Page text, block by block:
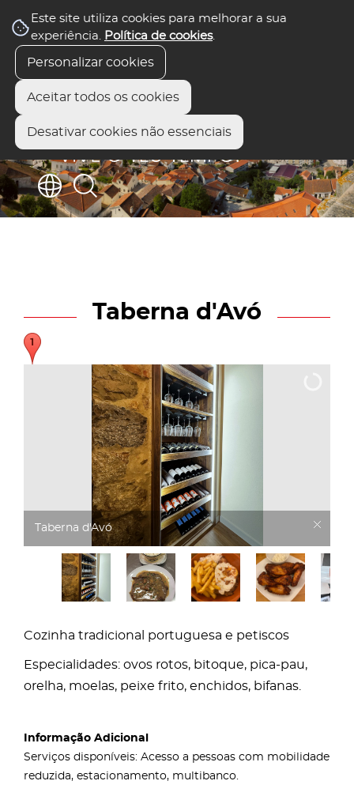
Este site utiliza cookies para melhorar a sua
experiência. Política de cookies.
Personalizar cookies
Aceitar todos os cookies
Desativar cookies não essenciais
Taberna d'Avó
Taberna d'Avó
Cozinha tradicional portuguesa e petiscos
Especialidades: ovos rotos, bitoque, pica-pau,
orelha, moelas, peixe frito, enchidos, bifanas.
Informação Adicional
Serviços disponíveis: Acesso a pessoas com mobilidade
reduzida, estacionamento, multibanco.